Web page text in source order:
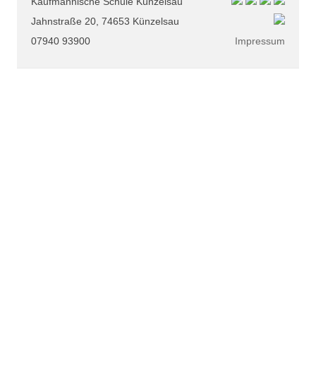
Jahnstraße 20, 74653 Künzelsau
07940 93900
Impressum